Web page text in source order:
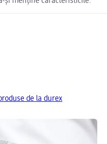
de la durex